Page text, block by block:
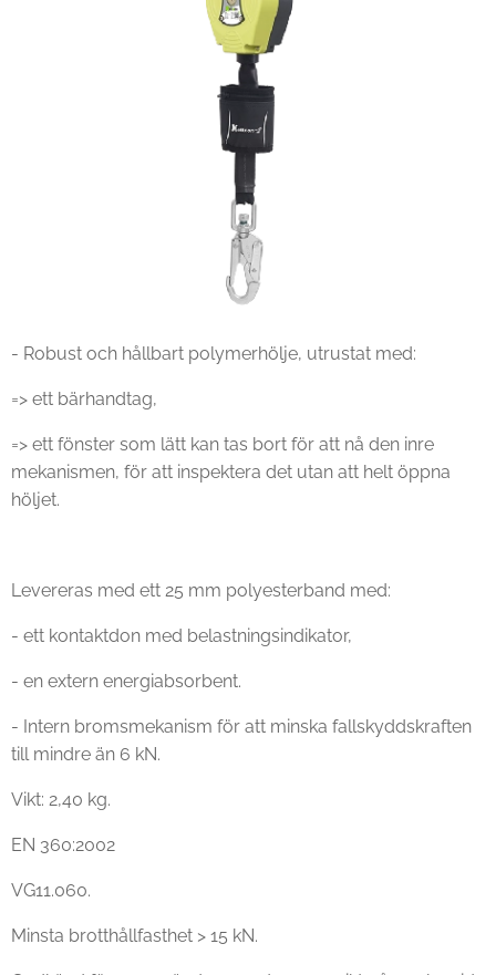
- Robust och hållbart polymerhölje, utrustat med:
=> ett bärhandtag,
=> ett fönster som lätt kan tas bort för att nå den inre
mekanismen, för att inspektera det utan att helt öppna
höljet.
Levereras med ett 25 mm polyesterband med:
- ett kontaktdon med belastningsindikator,
- en extern energiabsorbent.
- Intern bromsmekanism för att minska fallskyddskraften
till mindre än 6 kN.
Vikt: 2,40 kg.
EN 360:2002
VG11.060.
Minsta brotthållfasthet > 15 kN.